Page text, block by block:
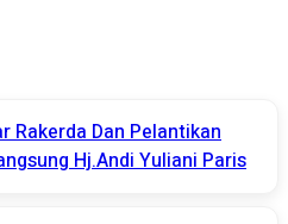
Rakerda Dan Pelantikan
Hj.Andi Yuliani Paris